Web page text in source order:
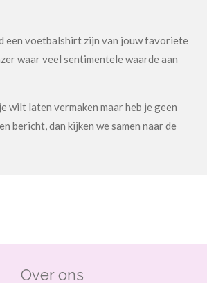
een voetbalshirt zijn van jouw favoriete
waar veel sentimentele waarde aan
wilt laten vermaken maar heb je geen
bericht, dan kijken we samen naar de
Over ons